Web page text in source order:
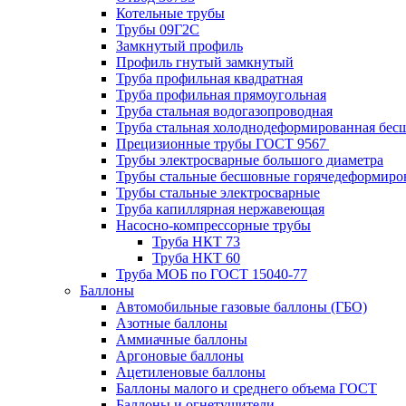
Котельные трубы
Трубы 09Г2С
Замкнутый профиль
Профиль гнутый замкнутый
Труба профильная квадратная
Труба профильная прямоугольная
Труба стальная водогазопроводная
Труба стальная холоднодеформированная
Прецизионные трубы ГОСТ 9567
Трубы электросварные большого диаметра
Трубы стальные бесшовные
Трубы стальные электросварные
Труба капиллярная нержавеющая
Насосно-компрессорные трубы
Труба НКТ 73
Труба НКТ 60
Труба МОБ по ГОСТ 15040-77
Баллоны
Автомобильные газовые баллоны (ГБО)
Азотные баллоны
Аммиачные баллоны
Аргоновые баллоны
Ацетиленовые баллоны
Баллоны малого и среднего объема ГОСТ